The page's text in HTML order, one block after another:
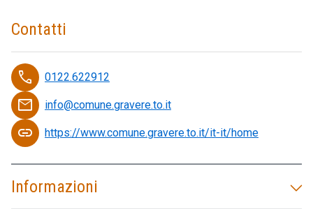
Contatti
phone 0122.622912
email info@comune.gravere.to.it
link https://www.comune.gravere.to.it/it-it/home
Informazioni